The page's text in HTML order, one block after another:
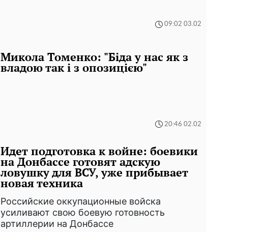
09:02 03.02
Микола Томенко: "Біда у нас як з
владою так і з опозицією"
20:46 02.02
Идет подготовка к войне: боевики
на Донбассе готовят адскую
ловушку для ВСУ, уже прибывает
новая техника
Российские оккупационные войска
усиливают свою боевую готовность
артиллерии на Донбассе